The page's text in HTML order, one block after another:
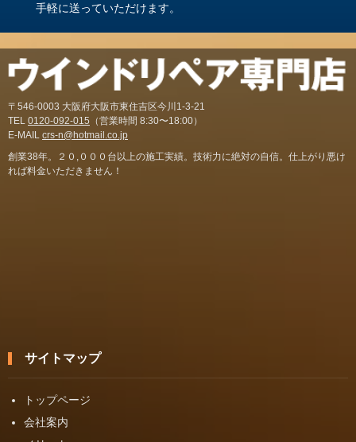
手軽に送っていただけます。
〒546-0003 大阪府大阪市東住吉区今川1-3-21
TEL 0120-092-015 （営業時間 8:30〜18:00）
E-MAIL crs-n@hotmail.co.jp
創業38年。２０,０００台以上の施工実績。技術力に絶対の自信。仕上がり悪け
れば料金いただきません！
サイトマップ
トップページ
会社案内